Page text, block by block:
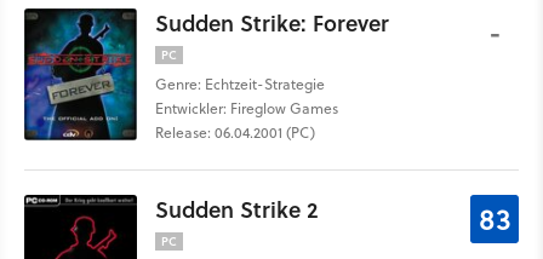
Sudden Strike: Forever
PC
Genre: Echtzeit-Strategie
Entwickler: Fireglow Games
Release: 06.04.2001 (PC)
-
Sudden Strike 2
PC
83